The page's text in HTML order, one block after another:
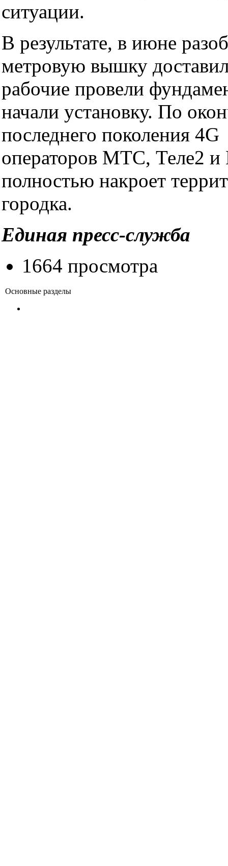
ситуации.
В результате, в июне
метровую вышку
рабочие провели
начали установку. По
последнего поколения 4G
операторов МТС, Теле2
полностью накроет
городка.
Единая пресс-служба
1664 просмотра
Основные разделы